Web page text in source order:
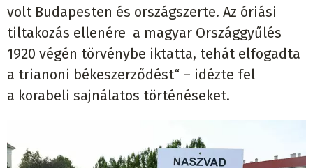
volt Budapesten és országszerte. Az óriási
tiltakozás ellenére a magyar Országgyűlés
1920 végén törvénybe iktatta, tehát elfogadta
a trianoni békeszerződést“ – idézte fel
a korabeli sajnálatos történéseket.